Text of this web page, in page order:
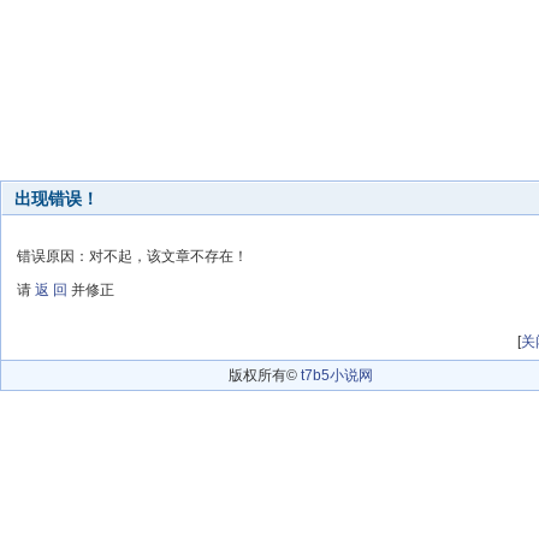
出现错误！
错误原因：对不起，该文章不存在！
请 返 回 并修正
[关
版权所有© t7b5小说网